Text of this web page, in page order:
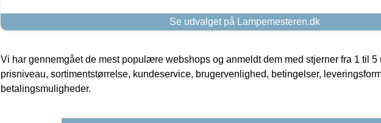
Se udvalget på Lampemesteren.dk
Vi har gennemgået de mest populære webshops og anmeldt dem med stjerner fra 1 til 5
prisniveau, sortimentstørrelse, kundeservice, brugervenlighed, betingelser,
betalingsmuligheder.